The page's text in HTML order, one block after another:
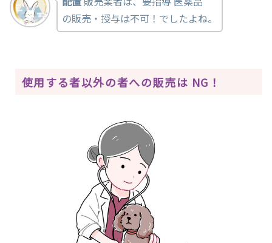
の販売・授与は不可！でしたよね。
使用する者以外の者への販売は NG！